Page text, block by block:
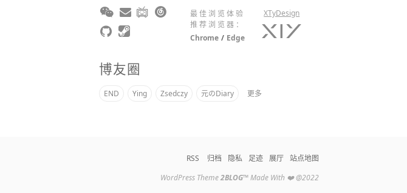
最佳浏览体验
推荐浏览器：
Chrome / Edge
XTyDesign
博友圈
END Ying Zsedczy 元のDiary 更多
RSS 归档 隐私 足迹 展厅
站点地图
WordPress Theme2BLOG™Made With ❤️ @2022